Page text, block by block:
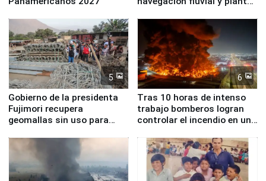
5
Gobierno de la presidenta
Fujimori recupera
geomallas sin uso para
Fenómeno El Niño
6
Tras 10 horas de intenso
trabajo bomberos logran
controlar el incendio en una
de Chile